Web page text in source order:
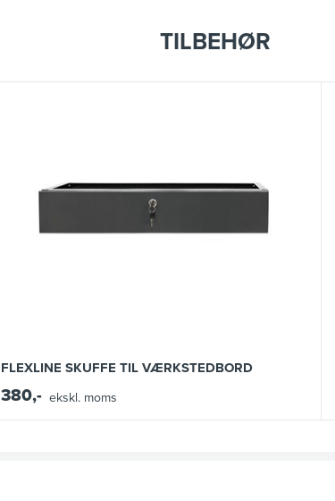
TILBEHØR
FLEXLINE SKUFFE TIL VÆRKSTEDBORD
380,- ekskl. moms